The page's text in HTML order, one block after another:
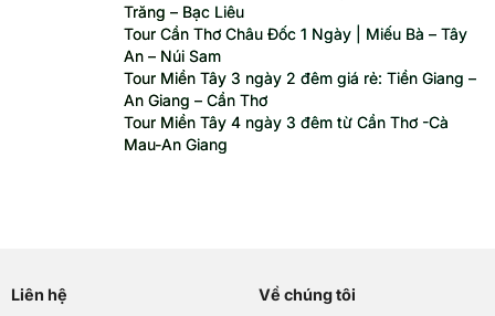
Trăng – Bạc Liêu
Tour Cần Thơ Châu Đốc 1 Ngày | Miếu Bà – Tây
An – Núi Sam
Tour Miền Tây 3 ngày 2 đêm giá rẻ: Tiền Giang –
An Giang – Cần Thơ
Tour Miền Tây 4 ngày 3 đêm từ Cần Thơ -Cà
Mau-An Giang
Liên hệ
Về chúng tôi